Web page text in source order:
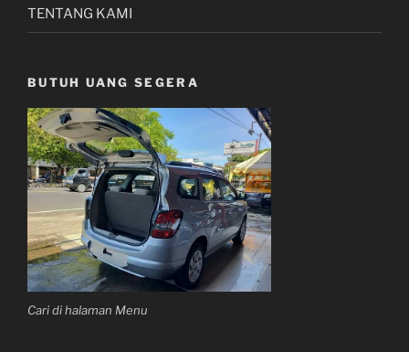
TENTANG KAMI
BUTUH UANG SEGERA
Cari di halaman Menu